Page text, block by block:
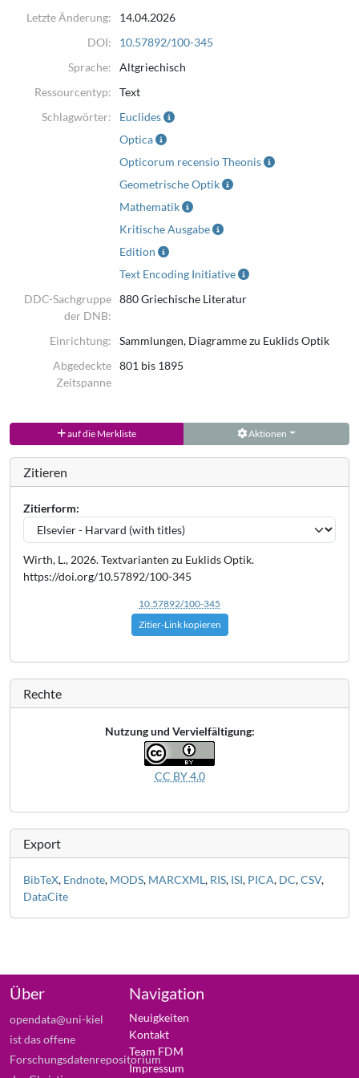
In addition, variants from the following printed editions:
Pena (Paris 1557)
Gregory (Oxford 1703)
Schneider (Jena/Leipzig 1801)
Letzte Änderung:
14.04.2026
DOI:
10.57892/100-345
Sprache:
Altgriechisch
Ressourcentyp:
Text
Schlagwörter:
Euclides
Optica
Opticorum recensio Theonis
Geometrische Optik
Mathematik
Kritische Ausgabe
Edition
Text Encoding Initiative
DDC-Sachgruppe
der DNB:
880 Griechische Literatur
Einrichtung:
Sammlungen, Diagramme zu Euklids Optik
Abgedeckte
Zeitspanne
801 bis 1895
auf die Merkliste Aktionen
Zitieren
Zitierform:
Wirth, L., 2026. Textvarianten zu Euklids Optik.
https://doi.org/10.57892/100-345
10.57892/100-345
Zitier-Link kopieren
Rechte
Nutzung und Vervielfältigung:
CC BY 4.0
Export
BibTeX, Endnote, MODS, MARCXML, RIS, ISI, PICA, DC,CSV,
DataCite
Über
opendata@uni-kiel
ist das offene
Forschungsdatenrepositorium
Navigation
Neuigkeiten
Kontakt
Team FDM
Impressum